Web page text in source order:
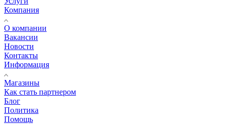
Компания
О компании
Вакансии
Новости
Контакты
Информация
Магазины
Как стать партнером
Блог
Политика
Помощь